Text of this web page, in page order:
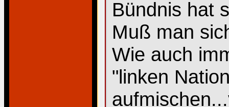
Bündnis hat
Muß man
Wie auch
"linken